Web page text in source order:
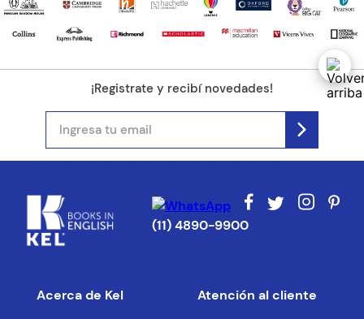
¡Registrate y recibí novedades!
(11) 4890-9900
Acerca de Kel Atención al cliente